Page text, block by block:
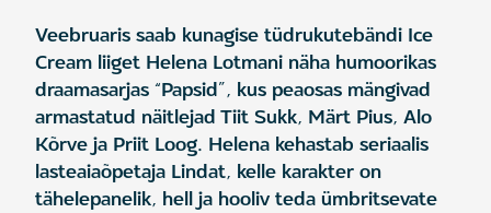
Veebruaris saab kunagise tüdrukutebändi Ice
Cream liiget Helena Lotmani näha humoorikas
draamasarjas “Papsid”, kus peaosas mängivad
armastatud näitlejad Tiit Sukk, Märt Pius, Alo
Kõrve ja Priit Loog. Helena kehastab seriaalis
lasteaiaõpetaja Lindat, kelle karakter on
tähelepanelik, hell ja hooliv teda ümbritsevate